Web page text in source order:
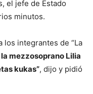
el jefe de Estado
minutos.
los integrantes de “La
la mezzosoprano Lilia
kukas”, dijo y pidió